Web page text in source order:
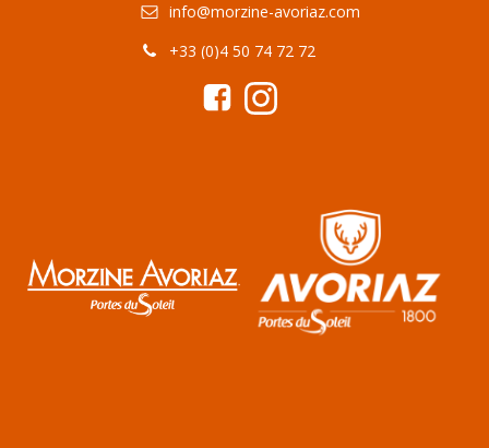
info@morzine-avoriaz.com
+33 (0)4 50 74 72 72